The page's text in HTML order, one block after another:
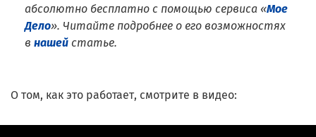
абсолютно бесплатно с помощью сервиса «Мое
Дело». Читайте подробнее о его возможностях
в нашей статье.
О том, как это работает, смотрите в видео: